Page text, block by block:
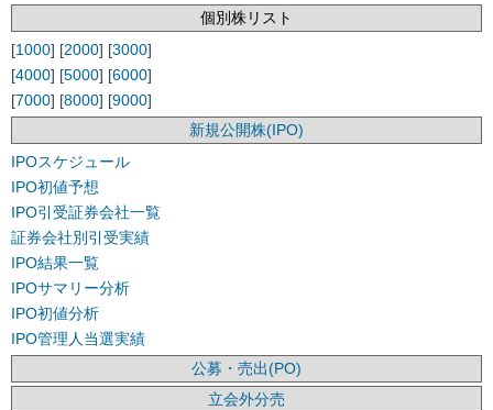
個別株リスト
[1000] [2000] [3000]
[4000] [5000] [6000]
[7000] [8000] [9000]
新規公開株(IPO)
IPOスケジュール
IPO初値予想
IPO引受証券会社一覧
証券会社別引受実績
IPO結果一覧
IPOサマリー分析
IPO初値分析
IPO管理人当選実績
公募・売出(PO)
立会外分売